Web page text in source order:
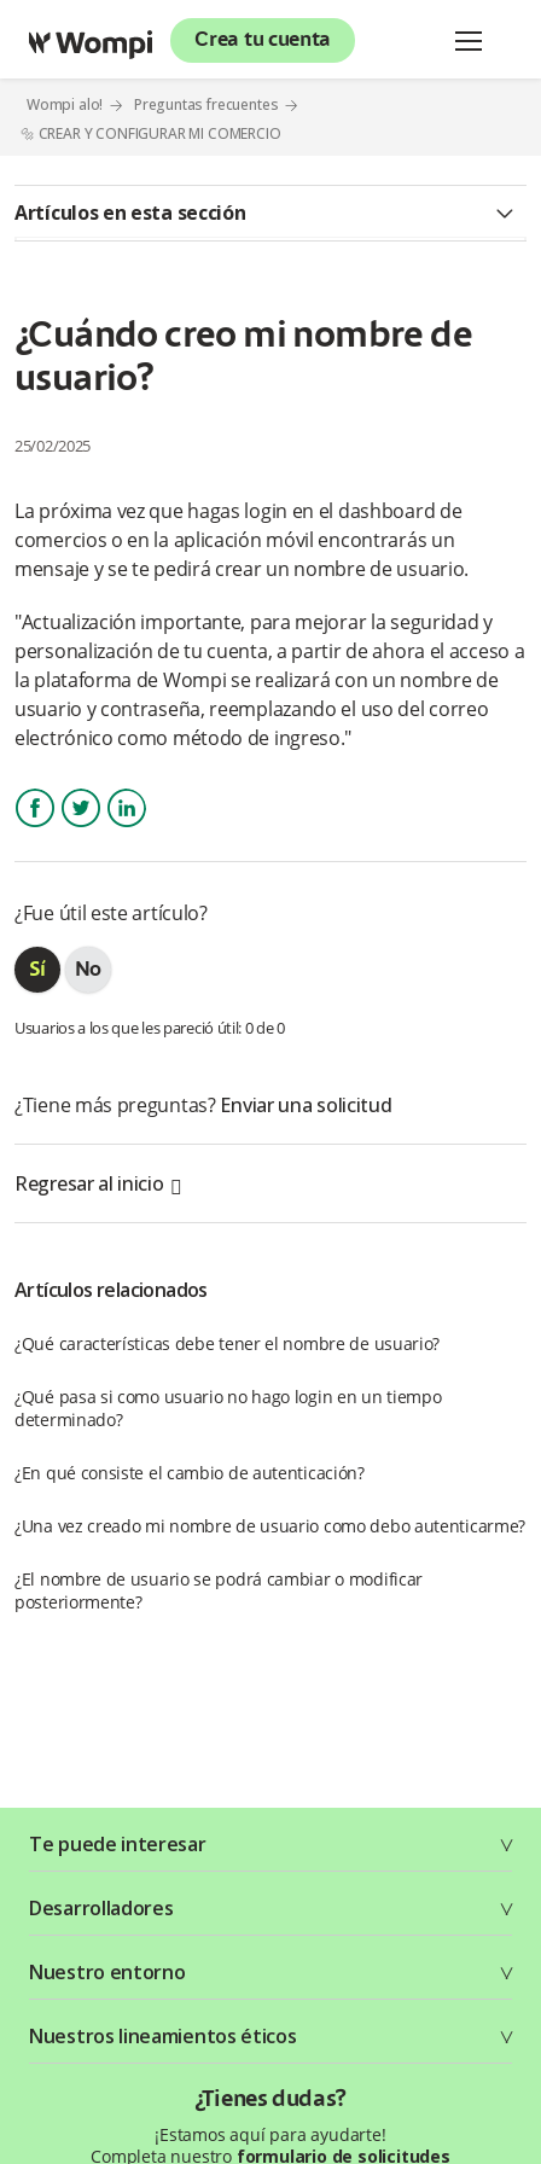
Crea tu cuenta
Wompi alo!
Preguntas frecuentes
🔩 CREAR Y CONFIGURAR MI COMERCIO
Artículos en esta sección
¿Qué es Wompi?
¿Qué hace una plataforma de pagos como Wompi?
¿Cuáles son los planes y tarifas que maneja la plataforma
Wompi?
¿Qué diferencia el modelo Negocios del modelo Gateway?
¿Cuánto cuesta abrir una cuenta en Wompi?
Quiero hacer mi registro a la Plataforma Wompi desde mi
celular. ¿Es Posible?
Olvidé mi contraseña ¿Cómo puedo restablecerla?
¿Puedo subir un logo personalizado?
¿Cuándo creo mi nombre de
usuario?
25/02/2025
La próxima vez que hagas login en el dashboard de
comercios o en la aplicación móvil encontrarás un
mensaje y se te pedirá crear un nombre de usuario.
"Actualización importante, para mejorar la seguridad y
personalización de tu cuenta, a partir de ahora el acceso a
la plataforma de Wompi se realizará con un nombre de
usuario y contraseña, reemplazando el uso del correo
electrónico como método de ingreso."
¿Fue útil este artículo?
Usuarios a los que les pareció útil: 0 de 0
¿Tiene más preguntas? Enviar una solicitud
Regresar al inicio
Artículos relacionados
¿Qué características debe tener el nombre de usuario?
¿Qué pasa si como usuario no hago login en un tiempo
determinado?
¿En qué consiste el cambio de autenticación?
¿Una vez creado mi nombre de usuario como debo autenticarme?
¿El nombre de usuario se podrá cambiar o modificar
posteriormente?
Te puede interesar
Planes y tarifas
Crea tu cuenta
Seguridad
Términos y condiciones
Política de privacidad
Desarrolladores
Recursos gráficos
Status Page
Nuestro entorno
¿Qué es Wompi?
Wiki Wompi
Preguntas frecuentes
Nuestros lineamientos éticos
¿Tienes dudas?
¡Estamos aquí para ayudarte!
Completa nuestro formulario de solicitudes